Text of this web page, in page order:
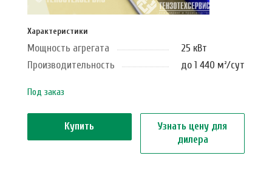
Характеристики
Мощность агрегата
25 кВт
Производительность
до 1 440 м²/сут
Под заказ
Купить
Узнать цену для
дилера